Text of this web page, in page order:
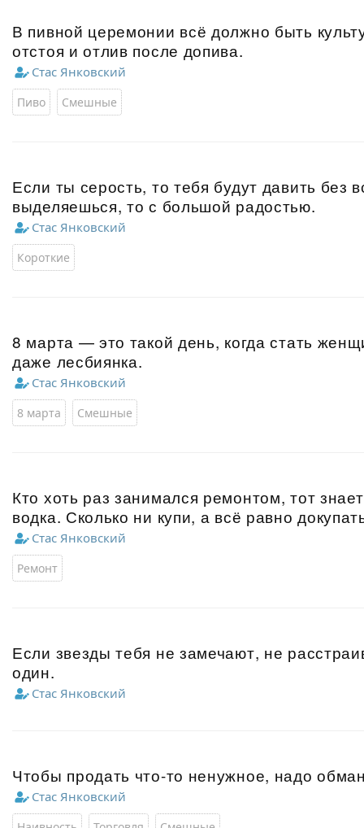
В пивной церемонии всё должно быть
отстоя и отлив после допива.
Стас Янковский
Пиво Смешные
Если ты серость, то тебя будут давить без
выделяешься, то с большой радостью.
Стас Янковский
Короткие
8 марта — это такой день, когда стать
даже лесбиянка.
Стас Янковский
8 марта Смешные
Кто хоть раз занимался ремонтом, тот
водка. Сколько ни купи, а всё равно
Стас Янковский
Ремонт
Если звезды тебя не замечают, не
один.
Стас Янковский
Чтобы продать что-то ненужное, надо
Стас Янковский